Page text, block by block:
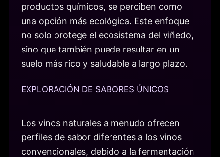
productos químicos, se perciben como
una opción más ecológica. Este enfoque
no solo protege el ecosistema del viñedo,
sino que también puede resultar en un
suelo más rico y saludable a largo plazo.
EXPLORACIÓN DE SABORES ÚNICOS
Los vinos naturales a menudo ofrecen
perfiles de sabor diferentes a los vinos
convencionales, debido a la fermentación